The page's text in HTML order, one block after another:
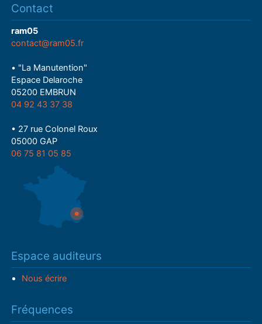
Contact
ram05
contact@ram05.fr
• "La Manutention"
Espace Delaroche
05200 EMBRUN
04 92 43 37 38
• 27 rue Colonel Roux
05000 GAP
06 75 81 05 85
Espace auditeurs
Nous écrire
Fréquences